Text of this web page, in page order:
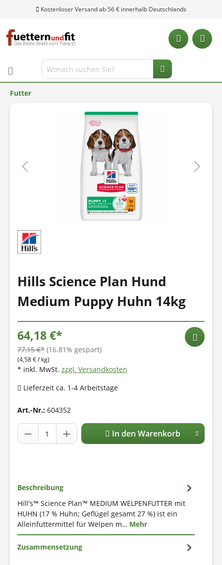
Kostenloser Versand ab 56 € innerhalb Deutschlands
Futter
Hills Science Plan Hund
Medium Puppy Huhn 14kg
64,18 €*
77,15 €* (16.81% gespart)
(4,58 € / kg)
* inkl. MwSt. zzgl. Versandkosten
Lieferzeit ca. 1-4 Arbeitstage
Art.-Nr.: 604352
In den Warenkorb
Beschreibung
Hill's™ Science Plan™ MEDIUM WELPENFUTTER mit
HUHN (17 % Huhn; Geflügel gesamt 27 %) ist ein
Alleinfuttermittel für Welpen m… Mehr
Zusammensetzung